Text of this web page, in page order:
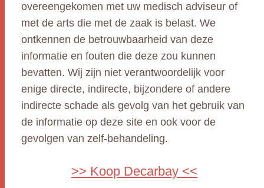
overeengekomen met uw medisch adviseur of
met de arts die met de zaak is belast. We
ontkennen de betrouwbaarheid van deze
informatie en fouten die deze zou kunnen
bevatten. Wij zijn niet verantwoordelijk voor
enige directe, indirecte, bijzondere of andere
indirecte schade als gevolg van het gebruik van
de informatie op deze site en ook voor de
gevolgen van zelf-behandeling.
>> Koop Decarbay <<